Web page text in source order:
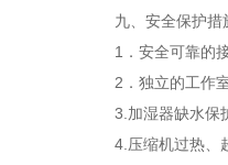
九、安全保护措
1．安全可靠的
2．独立的工作
3.加湿器缺水保
4.压缩机过热、